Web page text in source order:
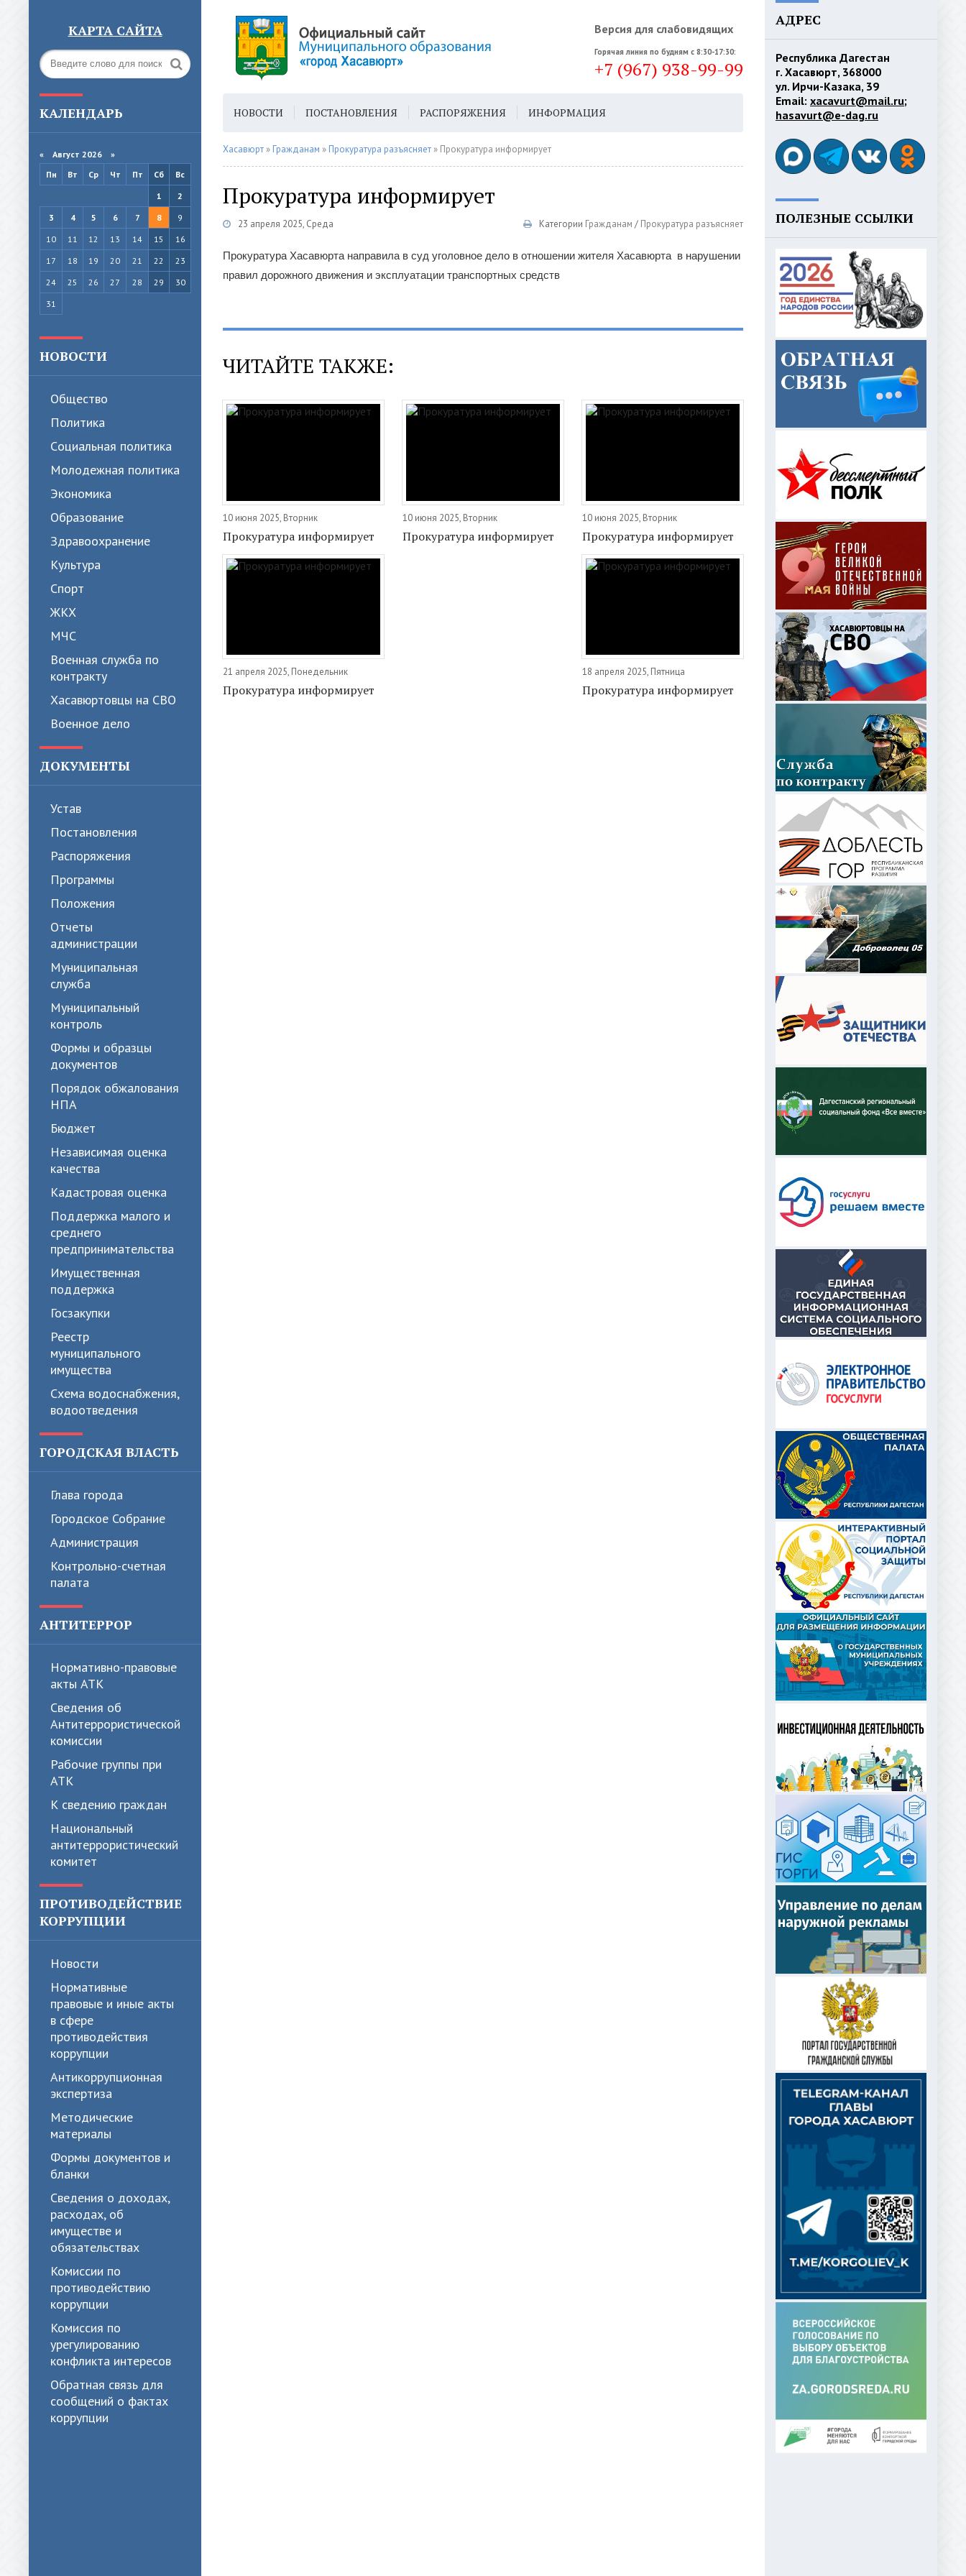
КАРТА САЙТА Версия для слабовидящих
Горячая линия по будням с 8:30-17:30:
+7 (967) 938-99-99
КАЛЕНДАРЬ
« Август 2026 »
Пн
Вт Ср Чт Пт Сб
Вс
1
2
3
4 5 6 7 8
9
10
11 12 13 14 15
16
17
18 19 20 21 22
23
24
25 26 27 28 29
30
31
НОВОСТИ
Общество
Политика
Cоциальная политика
Молодежная политика
Экономика
Образование
Здравоохранение
Культура
Спорт
ЖКХ
МЧС
Военная служба по
контракту
Хасавюртовцы на СВО
Военное дело
ДОКУМЕНТЫ
Устав
Постановления
Распоряжения
Программы
Положения
Отчеты
администрации
Муниципальная
служба
Муниципальный
контроль
Формы и образцы
документов
Порядок обжалования
НПА
Бюджет
Независимая оценка
качества
Кадастровая оценка
Поддержка малого и
среднего
предпринимательства
Имущественная
поддержка
Госзакупки
Реестр
муниципального
имущества
Схема водоснабжения,
водоотведения
ГОРОДСКАЯ ВЛАСТЬ
Глава города
Городское Собрание
Администрация
Контрольно-счетная
палата
АНТИТЕРРОР
Нормативно-правовые
акты АТК
Сведения об
Антитеррористической
комиссии
Рабочие группы при
АТК
К сведению граждан
Национальный
антитеррористический
комитет
ПРОТИВОДЕЙСТВИЕ
КОРРУПЦИИ
Новости
Нормативные
правовые и иные акты
в сфере
противодействия
коррупции
Антикоррупционная
экспертиза
Методические
материалы
Формы документов и
бланки
Сведения о доходах,
расходах, об
имуществе и
обязательствах
Комиссии по
противодействию
коррупции
Комиссия по
урегулированию
конфликта интересов
Обратная связь для
сообщений о фактах
коррупции
НОВОСТИ ПОСТАНОВЛЕНИЯ РАСПОРЯЖЕНИЯ ИНФОРМАЦИЯ
ГОРОДСКАЯ СРЕДА ГЕН. ПЛАН
Хасавюрт » Гражданам » Прокуратура разъясняет » Прокуратура информирует
Прокуратура информирует
23 апреля 2025, Среда Категории Гражданам / Прокуратура разъясняет
Прокуратура Хасавюрта направила в суд уголовное дело в отношении жителя Хасавюрта в нарушении
правил дорожного движения и эксплуатации транспортных средств
ЧИТАЙТЕ ТАКЖЕ:
10 июня 2025, Вторник
Прокуратура информирует
10 июня 2025, Вторник
Прокуратура информирует
10 июня 2025, Вторник
Прокуратура информирует
21 апреля 2025, Понедельник
Прокуратура информирует
18 апреля 2025, Пятница
Прокуратура информирует
АДРЕС
Республика Дагестан
г. Хасавюрт, 368000
ул. Ирчи-Казака, 39
Email: xacavurt@mail.ru;
hasavurt@e-dag.ru
ПОЛЕЗНЫЕ ССЫЛКИ